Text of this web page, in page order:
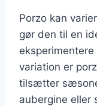
Porzo kan
gør den til en
variation er
tilsætter
aubergine eller